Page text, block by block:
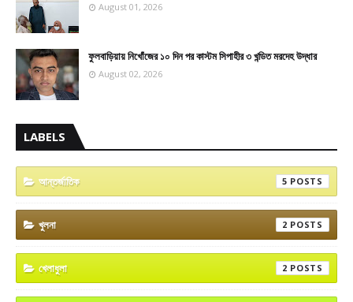
August 01, 2026
ফুলবাড়িয়ায় নিখোঁজের ১০ দিন পর কাস্টম সিপাহীর ৩ খন্ডিত মরদেহ উদ্ধার
August 02, 2026
LABELS
আন্তর্জাতিক 5
খুলনা 2
খেলাধুলা 2